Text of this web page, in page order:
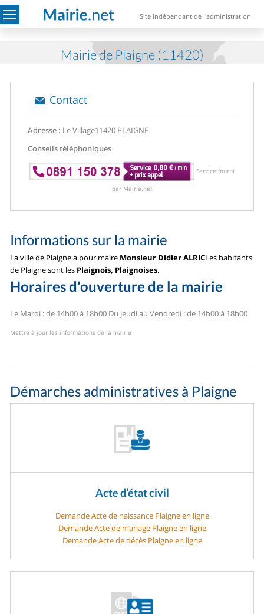
Site indépendant de l'administration
Mairie de Plaigne (11420)
Contact
Adresse : Le Village11420 PLAIGNE
Conseils téléphoniques
Service fourni
par Mairie.net
Informations sur la mairie
La ville de Plaigne a pour maire Monsieur Didier ALRICLes habitants
de Plaigne sont les Plaignois, Plaignoises.
Horaires d'ouverture de la mairie
Le Mardi : de 14h00 à 18h00 Du Jeudi au Vendredi : de 14h00 à 18h00
Mettre à jour les informations de la mairie
Démarches administratives à Plaigne
Acte d’état civil
Demande Acte de naissance Plaigne en ligne
Demande Acte de mariage Plaigne en ligne
Demande Acte de décès Plaigne en ligne